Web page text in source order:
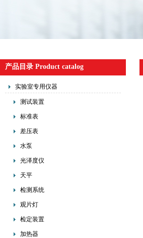
产品目录 Product catalog
实验室专用仪器
测试装置
标准表
差压表
水泵
光泽度仪
天平
检测系统
观片灯
检定装置
加热器